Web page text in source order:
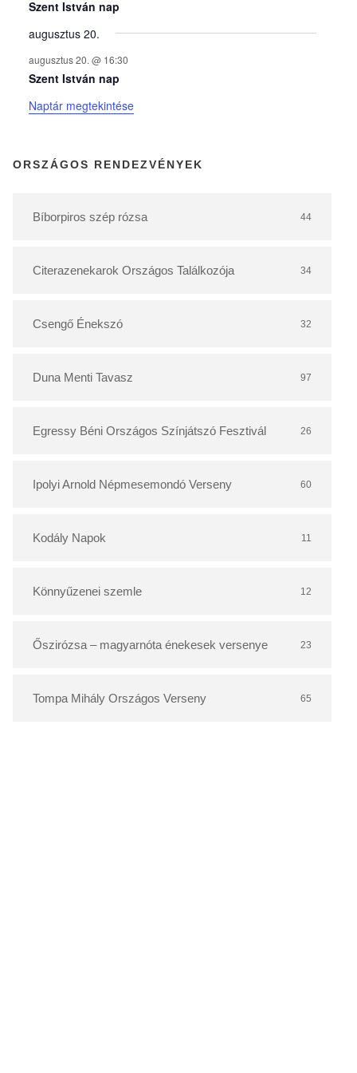
y
e
k
n
á
r
Szent István nap
augusztus 20.
augusztus 20. @ 16:30
Szent István nap
Naptár megtekintése
ORSZÁGOS RENDEZVÉNYEK
Bíborpiros szép rózsa 44
Citerazenekarok Országos Találkozója 34
Csengő Énekszó 32
Duna Menti Tavasz 97
Egressy Béni Országos Színjátszó Fesztivál 26
Ipolyi Arnold Népmesemondó Verseny 60
Kodály Napok 11
Könnyűzenei szemle 12
Őszirózsa – magyarnóta énekesek versenye 23
Tompa Mihály Országos Verseny 65